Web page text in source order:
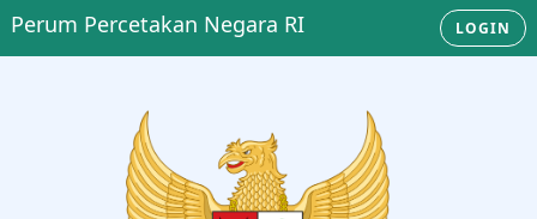
Perum Percetakan Negara RI LOGIN